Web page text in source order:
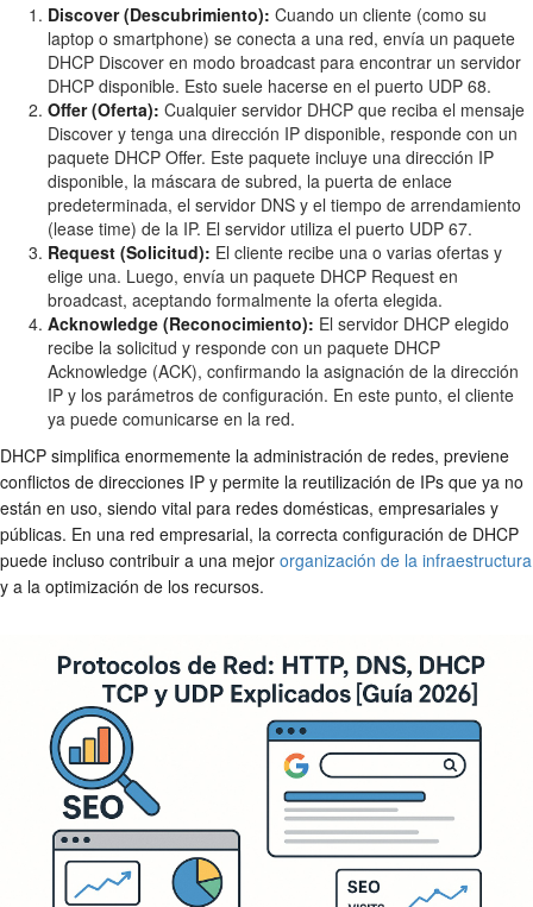
Discover (Descubrimiento): Cuando un cliente (como su
laptop o smartphone) se conecta a una red, envía un paquete
DHCP Discover en modo broadcast para encontrar un servidor
DHCP disponible. Esto suele hacerse en el puerto UDP 68.
Offer (Oferta): Cualquier servidor DHCP que reciba el mensaje
Discover y tenga una dirección IP disponible, responde con un
paquete DHCP Offer. Este paquete incluye una dirección IP
disponible, la máscara de subred, la puerta de enlace
predeterminada, el servidor DNS y el tiempo de arrendamiento
(lease time) de la IP. El servidor utiliza el puerto UDP 67.
Request (Solicitud): El cliente recibe una o varias ofertas y
elige una. Luego, envía un paquete DHCP Request en
broadcast, aceptando formalmente la oferta elegida.
Acknowledge (Reconocimiento): El servidor DHCP elegido
recibe la solicitud y responde con un paquete DHCP
Acknowledge (ACK), confirmando la asignación de la dirección
IP y los parámetros de configuración. En este punto, el cliente
ya puede comunicarse en la red.
DHCP simplifica enormemente la administración de redes, previene
conflictos de direcciones IP y permite la reutilización de IPs que ya no
están en uso, siendo vital para redes domésticas, empresariales y
públicas. En una red empresarial, la correcta configuración de DHCP
puede incluso contribuir a una mejor organización de la infraestructura
y a la optimización de los recursos.